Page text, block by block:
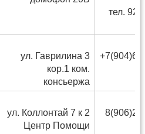
тел.
ул. Гаврилина 3
кор.1 ком.
консьержа
ул. Коллонтай 7 к 2
Центр Помощи